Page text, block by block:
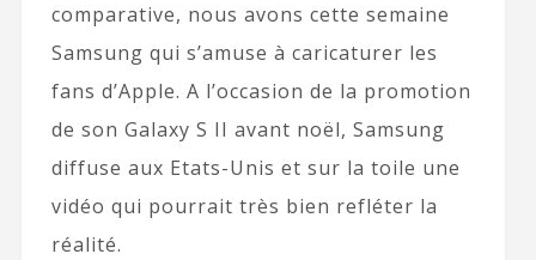
comparative, nous avons cette semaine
Samsung qui s’amuse à caricaturer les
fans d’Apple. A l’occasion de la promotion
de son Galaxy S II avant noël, Samsung
diffuse aux Etats-Unis et sur la toile une
vidéo qui pourrait très bien refléter la
réalité.